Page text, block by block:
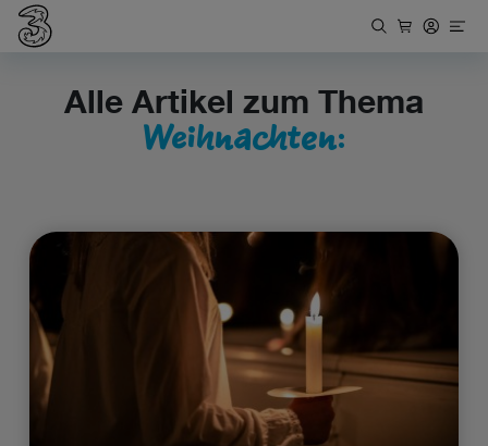
Alle Artikel zum Thema
Weihnachten: